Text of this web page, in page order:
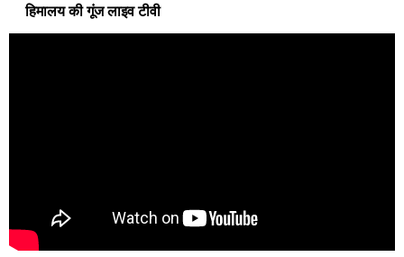
हिमालय की गूंज लाइव टीवी